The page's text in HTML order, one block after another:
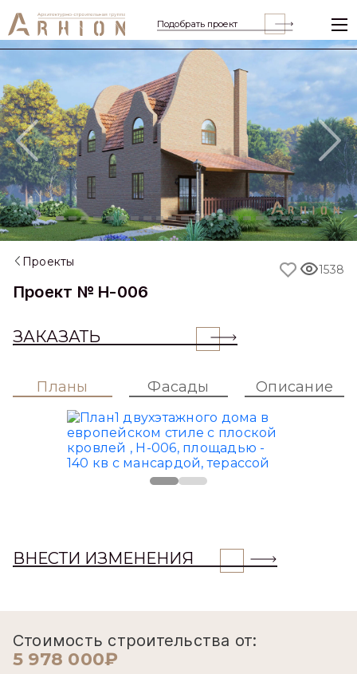
Подобрать проект
Previous
Проекты
Проект № H-006
ЗАКАЗАТЬ
1538
Планы Фасады Описание
ВНЕСТИ ИЗМЕНЕНИЯ
Стоимость строительства от:
5 978 000₽